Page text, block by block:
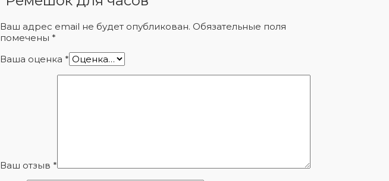
Ваш адрес email не будет опубликован. Обязательные поля
помечены *
Ваша оценка *
Ваш отзыв *